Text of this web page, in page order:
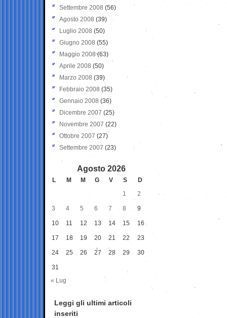
Settembre 2008 (56)
Agosto 2008 (39)
Luglio 2008 (50)
Giugno 2008 (55)
Maggio 2008(63)
Aprile 2008 (50)
Marzo 2008 (39)
Febbraio 2008 (35)
Gennaio 2008 (36)
Dicembre 2007 (25)
Novembre 2007 (22)
Ottobre 2007 (27)
Settembre 2007 (23)
Agosto 2026
L M M G V S
D
1
2
3 4 5 6 7 8 9
10 11 12 13 14 15 16
17 18 19 20 21 22 23
24 25 26 27 28 29 30
31
« Lug
Leggi gli ultimi articoli
inseriti